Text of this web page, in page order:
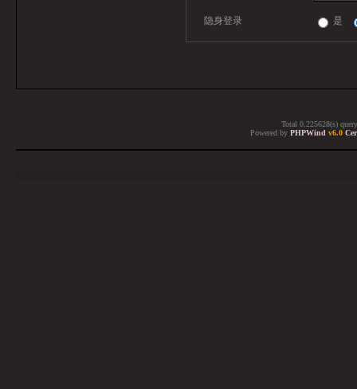
隐身登录 是
Total 0.225628(s)
Powered by PHPWind v6.0